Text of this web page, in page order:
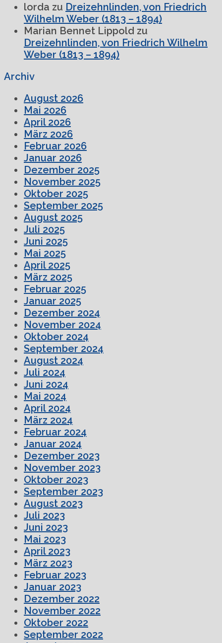
lorda zu Dreizehnlinden, von Friedrich
Wilhelm Weber (1813 – 1894)
Marian Bennet Lippold zu
Dreizehnlinden, von Friedrich Wilhelm
Weber (1813 – 1894)
Archiv
August 2026
Mai 2026
April 2026
März 2026
Februar 2026
Januar 2026
Dezember 2025
November 2025
Oktober 2025
September 2025
August 2025
Juli 2025
Juni 2025
Mai 2025
April 2025
März 2025
Februar 2025
Januar 2025
Dezember 2024
November 2024
Oktober 2024
September 2024
August 2024
Juli 2024
Juni 2024
Mai 2024
April 2024
März 2024
Februar 2024
Januar 2024
Dezember 2023
November 2023
Oktober 2023
September 2023
August 2023
Juli 2023
Juni 2023
Mai 2023
April 2023
März 2023
Februar 2023
Januar 2023
Dezember 2022
November 2022
Oktober 2022
September 2022